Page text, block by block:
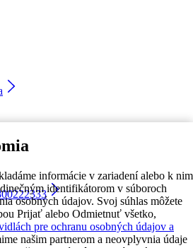
informácie v zariadení alebo k nim
identifikátorom v súboroch
osobných údajov. Svoj súhlas môžete
Prijať alebo Odmietnuť všetko,
pre ochranu osobných údajov a
našim partnerom a neovplyvnia údaje